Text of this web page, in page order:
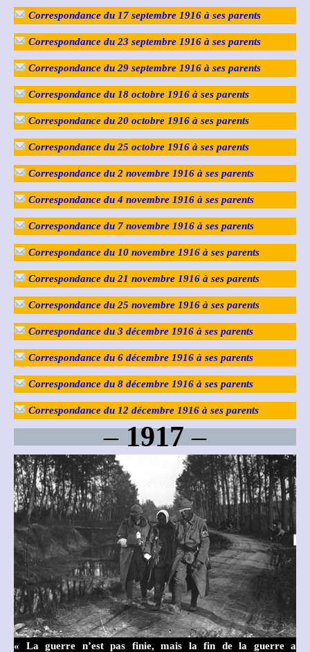
Correspondance du 17 septembre 1916 à ses parents
Correspondance du 23 septembre 1916 à ses parents
Correspondance du 29 septembre 1916 à ses parents
Correspondance du 18 octobre 1916 à ses parents
Correspondance du 20 octobre 1916 à ses parents
Correspondance du 25 octobre 1916 à ses parents
Correspondance du 2 novembre 1916 à ses parents
Correspondance du 4 novembre 1916 à ses parents
Correspondance du 7 novembre 1916 à ses parents
Correspondance du 10 novembre 1916 à ses parents
Correspondance du 21 novembre 1916 à ses parents
Correspondance du 25 novembre 1916 à ses parents
Correspondance du 3 décembre 1916 à ses parents
Correspondance du 6 décembre 1916 à ses parents
Correspondance du 8 décembre 1916 à ses parents
Correspondance du 12 décembre 1916 à ses parents
–1917–
« La guerre n’est pas finie, mais la fin de la guerre a